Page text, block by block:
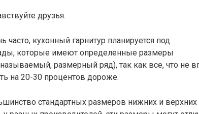
друзья.
часто, кухонный гарнитур планируется под
которые имеют определенные размеры
размерный ряд), так как все, что не
на 20-30 процентов дороже.
стандартных размеров нижних и